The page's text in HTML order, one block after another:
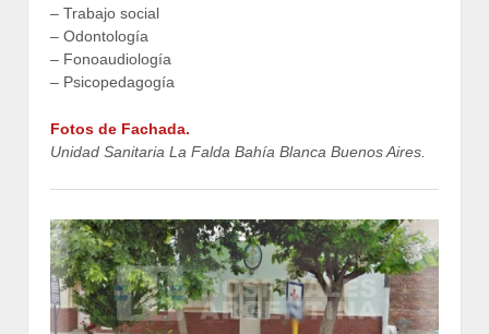
– Trabajo social
– Odontología
– Fonoaudiología
– Psicopedagogía
Fotos de Fachada.
Unidad Sanitaria La Falda Bahía Blanca Buenos Aires.